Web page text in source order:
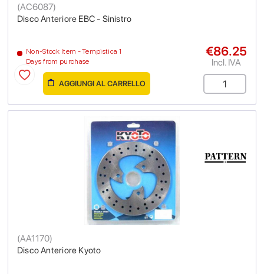
Disco Anteriore EBC - Sinistro
(AC6087)
Non-Stock Item - Tempistica 1
Days from purchase
€86.25
Incl. IVA
AGGIUNGI AL CARRELLO
Disco Anteriore Kyoto
(AA1170)